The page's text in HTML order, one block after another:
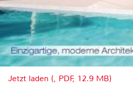
Jetzt laden (, PDF, 12.9 MB)